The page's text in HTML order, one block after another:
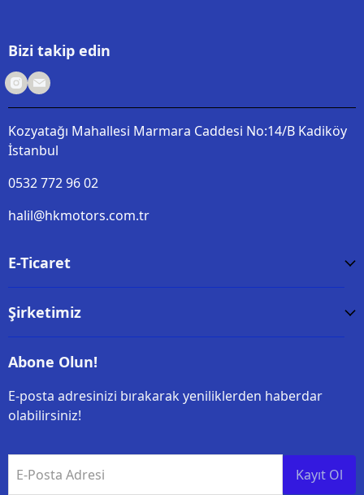
Bizi takip edin
Kozyatağı Mahallesi Marmara Caddesi No:14/B Kadiköy
İstanbul
0532 772 96 02
halil@hkmotors.com.tr
E-Ticaret
Şirketimiz
Abone Olun!
E-posta adresinizi bırakarak yeniliklerden haberdar
olabilirsiniz!
E-Posta Adresi Kayıt Ol